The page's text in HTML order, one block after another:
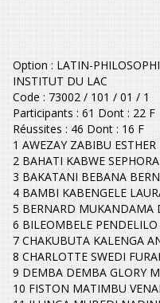
Option : LATIN-
INSTITUT DU LAC
Code : 73002 / 101 / 01 / 1
Participants : 61 Dont : 22 F
Réussites : 46 Dont : 16 F
1 AWEZAY ZABIBU ESTHER
2 BAHATI KABWE
3 BAKATANI BEBANA
4 BAMBI KABENGELE
5 BERNARD MUKANDAMA
6 BILEOMBELE PENDELILO
7 CHAKUBUTA KALENGA
8 CHARLOTTE SWEDI
9 DEMBA DEMBA GLORY
10 FISTON MATIMBU